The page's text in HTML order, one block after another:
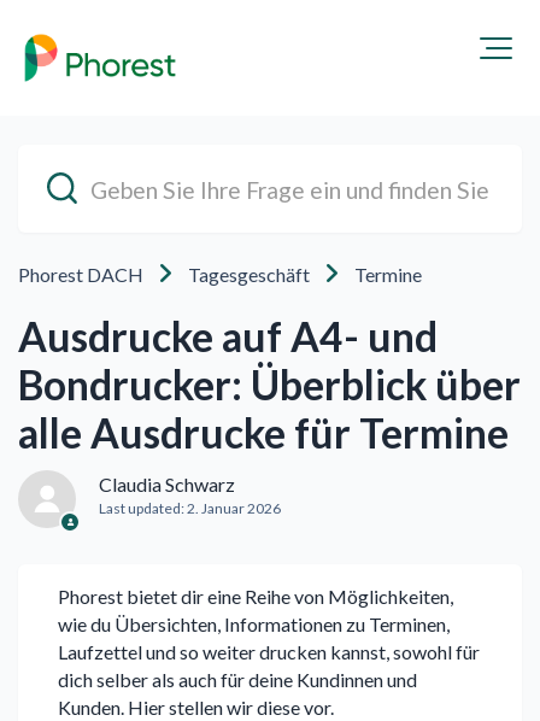
Phorest DACH Tagesgeschäft Termine
Ausdrucke auf A4- und
Bondrucker: Überblick über
alle Ausdrucke für Termine
Claudia Schwarz
Last updated:2. Januar 2026
Phorest bietet dir eine Reihe von Möglichkeiten,
wie du Übersichten, Informationen zu Terminen,
Laufzettel und so weiter drucken kannst, sowohl für
dich selber als auch für deine Kundinnen und
Kunden. Hier stellen wir diese vor.